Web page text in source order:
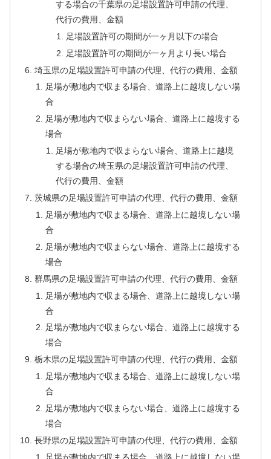
する場合の千葉県の足場設置許可申請の代理、
代行の費用、金額
足場設置許可の期間が一ヶ月以下の場合
足場設置許可の期間が一ヶ月より長い場合
埼玉県の足場設置許可申請の代理、代行の費用、金額
足場が敷地内で収まる場合、道路上に越境しない場
合
足場が敷地内で収まらない場合、道路上に越境する
場合
足場が敷地内で収まらない場合、道路上に越境
する場合の埼玉県の足場設置許可申請の代理、
代行の費用、金額
茨城県の足場設置許可申請の代理、代行の費用、金額
足場が敷地内で収まる場合、道路上に越境しない場
合
足場が敷地内で収まらない場合、道路上に越境する
場合
群馬県の足場設置許可申請の代理、代行の費用、金額
足場が敷地内で収まる場合、道路上に越境しない場
合
足場が敷地内で収まらない場合、道路上に越境する
場合
栃木県の足場設置許可申請の代理、代行の費用、金額
足場が敷地内で収まる場合、道路上に越境しない場
合
足場が敷地内で収まらない場合、道路上に越境する
場合
長野県の足場設置許可申請の代理、代行の費用、金額
足場が敷地内で収まる場合、道路上に越境しない場